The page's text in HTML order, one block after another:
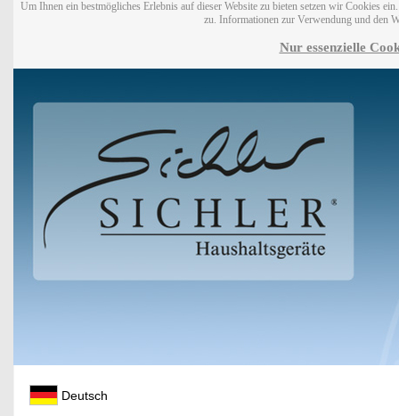
Um Ihnen ein bestmögliches Erlebnis auf dieser Website zu bieten setzen wir Cookies
zu. Informationen zur Verwendung und den
Nur essenzielle
Deutsch